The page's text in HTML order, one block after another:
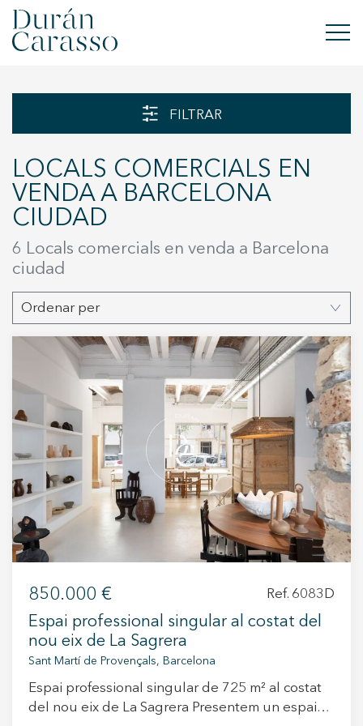
VENDRE
OBRA NOVA
INVERSIONS
GRUP DC
CONTACTE
+34 935 178 067
ES
FILTRAR
LOCALS COMERCIALS EN
VENDA A BARCELONA
CIUDAD
6 Locals comercials en venda a Barcelona
ciudad
Ordenar per
850.000 € Ref. 6083D
Espai professional singular al costat del
nou eix de La Sagrera
Sant Martí de Provençals, Barcelona
Espai professional singular de 725 m² al costat
del nou eix de La Sagrera Presentem un espai